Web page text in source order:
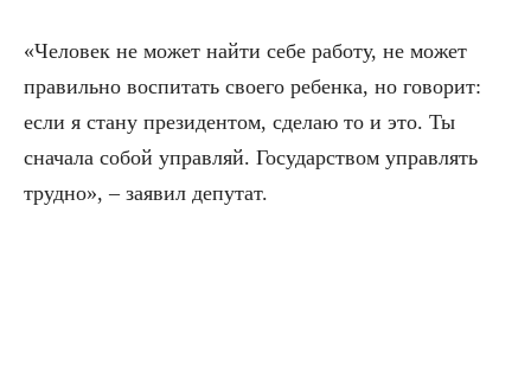
«Человек не может найти себе работу, не может
правильно воспитать своего ребенка, но говорит:
если я стану президентом, сделаю то и это. Ты
сначала собой управляй. Государством управлять
трудно», – заявил депутат.